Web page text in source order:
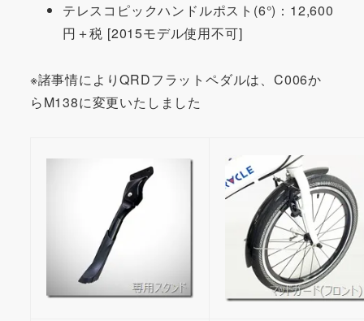
テレスコピックハンドルポスト(6°)：12,600
円＋税 [2015モデル使用不可]
※諸事情によりQRDフラットペダルは、C006か
らM138に変更いたしました